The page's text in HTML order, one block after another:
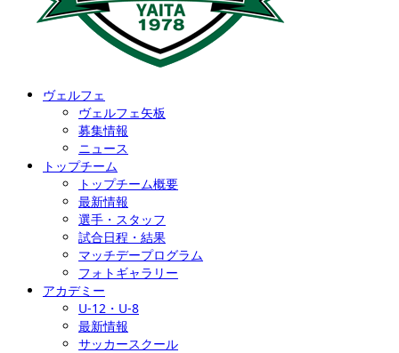
ヴェルフェ
ヴェルフェ矢板
募集情報
ニュース
トップチーム
トップチーム概要
最新情報
選手・スタッフ
試合日程・結果
マッチデープログラム
フォトギャラリー
アカデミー
U-12・U-8
最新情報
サッカースクール